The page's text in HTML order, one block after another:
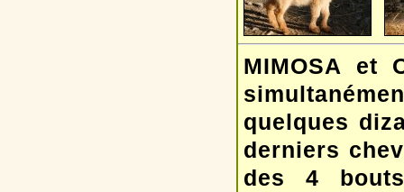
MIMOSA et
quelques
derniers
des 4